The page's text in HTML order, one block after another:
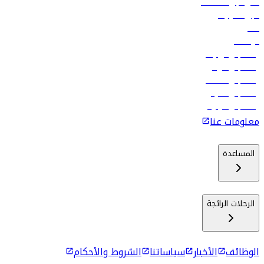
تأجير السيارات
فنادق
الوظائف
رحلات إلى تبيليسي
رحلات إلى الرياض
رحلات إلى مسقط
رحلات إلى ماليه
رحلات إلى كولومبو
معلومات عنا
المساعدة
الرحلات الرائجة
الوظائف الأخبار سياساتنا الشروط والأحكام